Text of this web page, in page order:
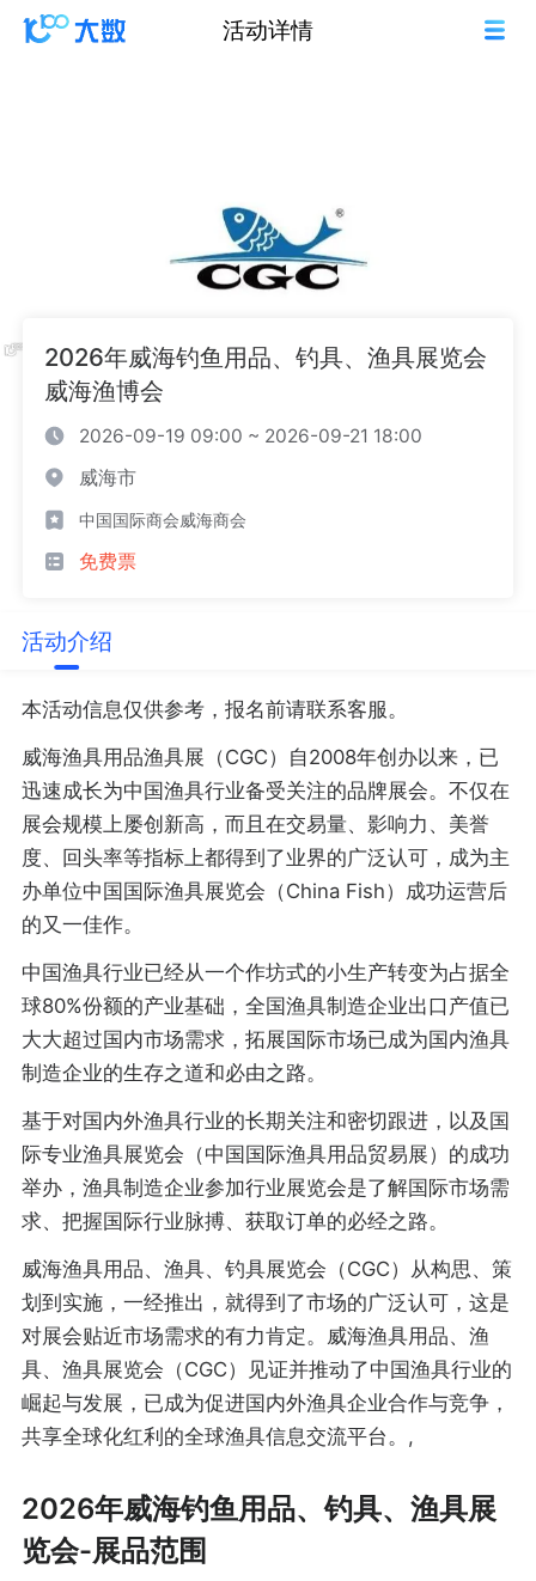
活动详情
2026年威海钓鱼用品、钓具、渔具展览会
威海渔博会
2026-09-19 09:00 ~ 2026-09-21 18:00
威海市
中国国际商会威海商会
免费票
活动介绍
本活动信息仅供参考，报名前请联系客服。
威海渔具用品渔具展（CGC）自2008年创办以来，已
迅速成长为中国渔具行业备受关注的品牌展会。不仅在
展会规模上屡创新高，而且在交易量、影响力、美誉
度、回头率等指标上都得到了业界的广泛认可，成为主
办单位中国国际渔具展览会（China Fish）成功运营后
的又一佳作。
中国渔具行业已经从一个作坊式的小生产转变为占据全
球80%份额的产业基础，全国渔具制造企业出口产值已
大大超过国内市场需求，拓展国际市场已成为国内渔具
制造企业的生存之道和必由之路。
基于对国内外渔具行业的长期关注和密切跟进，以及国
际专业渔具展览会（中国国际渔具用品贸易展）的成功
举办，渔具制造企业参加行业展览会是了解国际市场需
求、把握国际行业脉搏、获取订单的必经之路。
威海渔具用品、渔具、钓具展览会（CGC）从构思、策
划到实施，一经推出，就得到了市场的广泛认可，这是
对展会贴近市场需求的有力肯定。威海渔具用品、渔
具、渔具展览会（CGC）见证并推动了中国渔具行业的
崛起与发展，已成为促进国内外渔具企业合作与竞争，
共享全球化红利的全球渔具信息交流平台。,
2026年威海钓鱼用品、钓具、渔具展
览会-展品范围